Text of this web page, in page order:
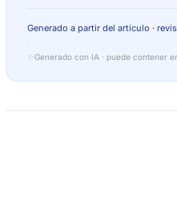
Generado a partir del artículo ·
✨ Generado con IA · puede contener